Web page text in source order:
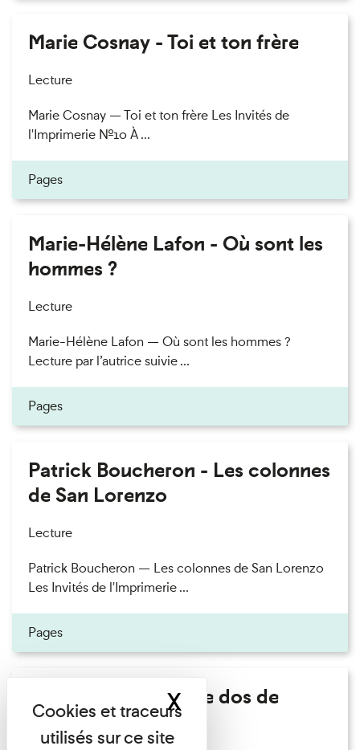
Marie Cosnay - Toi et ton frère
Lecture
Marie Cosnay — Toi et ton frère Les Invités de
l'Imprimerie n°10 À ...
Pages
Marie-Hélène Lafon - Où sont les
hommes ?
Lecture
Marie-Hélène Lafon — Où sont les hommes ?
Lecture par l’autrice suivie ...
Pages
Patrick Boucheron - Les colonnes
de San Lorenzo
Lecture
Patrick Boucheron — Les colonnes de San Lorenzo
Les Invités de l'Imprimerie ...
Pages
Philippe Artières - Le dos de
l'histoire
XMasquer le